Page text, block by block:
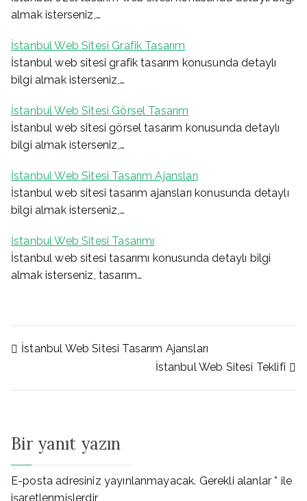
almak isterseniz,…
İstanbul Web Sitesi Grafik Tasarım
İstanbul web sitesi grafik tasarım konusunda detaylı
bilgi almak isterseniz,…
İstanbul Web Sitesi Görsel Tasarım
İstanbul web sitesi görsel tasarım konusunda detaylı
bilgi almak isterseniz,…
İstanbul Web Sitesi Tasarım Ajansları
İstanbul web sitesi tasarım ajansları konusunda detaylı
bilgi almak isterseniz,…
İstanbul Web Sitesi Tasarımı
İstanbul web sitesi tasarımı konusunda detaylı bilgi
almak isterseniz, tasarım…
Yazı
İstanbul Web Sitesi Tasarım Ajansları
İstanbul Web Sitesi Teklifi
Bir yanıt yazın
E-posta adresiniz yayınlanmayacak. Gerekli alanlar* ile
işaretlenmişlerdir